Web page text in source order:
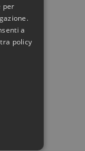
per
a
policy